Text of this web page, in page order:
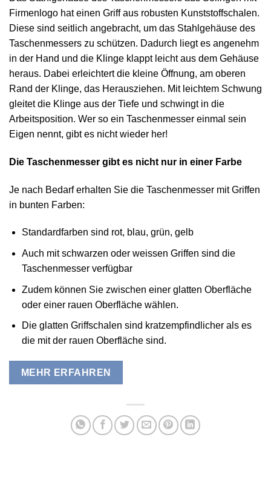
Firmenlogo hat einen Griff aus robusten Kunststoffschalen.
Diese sind seitlich angebracht, um das Stahlgehäuse des
Taschenmessers zu schützen. Dadurch liegt es angenehm
in der Hand und die Klinge klappt leicht aus dem Gehäuse
heraus. Dabei erleichtert die kleine Öffnung, am oberen
Rand der Klinge, das Herausziehen. Mit leichtem Schwung
gleitet die Klinge aus der Tiefe und schwingt in die
Arbeitsposition. Wer so ein Taschenmesser einmal sein
Eigen nennt, gibt es nicht wieder her!
Die Taschenmesser gibt es nicht nur in einer Farbe
Je nach Bedarf erhalten Sie die Taschenmesser mit Griffen
in bunten Farben:
Standardfarben sind rot, blau, grün, gelb
Auch mit schwarzen oder weissen Griffen sind die
Taschenmesser verfügbar
Zudem können Sie zwischen einer glatten Oberfläche
oder einer rauen Oberfläche wählen.
Die glatten Griffschalen sind kratzempfindlicher als es
die mit der rauen Oberfläche sind.
MEHR ERFAHREN